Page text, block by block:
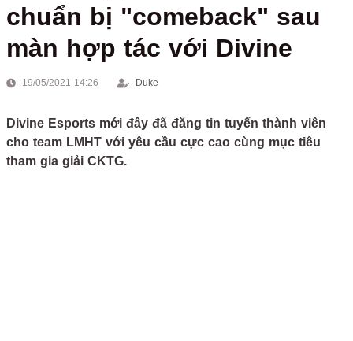
chuẩn bị "comeback" sau
màn hợp tác với Divine
19/05/2021 14:26 Duke
Divine Esports mới đây đã đăng tin tuyển thành viên
cho team LMHT với yêu cầu cực cao cùng mục tiêu
tham gia giải CKTG.